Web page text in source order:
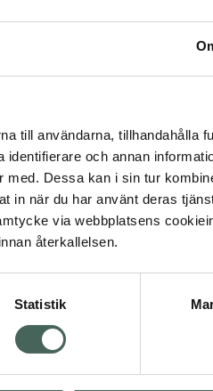
till användarna, tillhandahålla
och annan
Dessa kan i sin tur
in när du har använt deras
via webbplatsens
återkallelsen.
Statistik
Köp via ditt
erbjudanden
Om recept och